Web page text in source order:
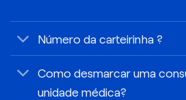
Número da carteirinha ?
Como desmarcar uma
unidade médica?